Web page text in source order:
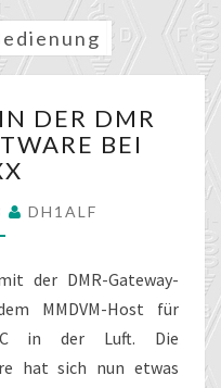
DER DMR
BEI
DH1ALF
der DMR-Gateway-
MMDVM-Host für
in der Luft. Die
hat sich nun etwas